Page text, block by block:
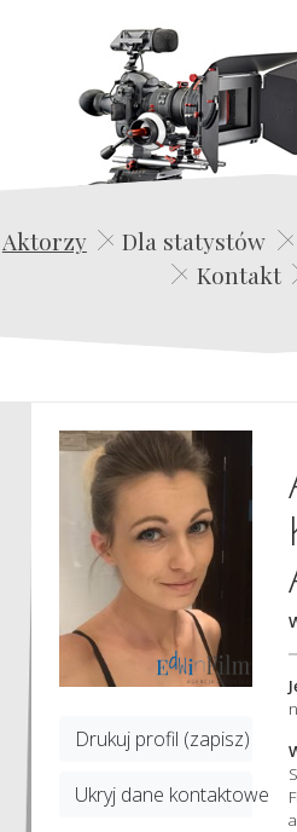
Aktorzy Dla statystów
Kontakt
Drukuj profil (zapisz)
Ukryj dane kontaktowe